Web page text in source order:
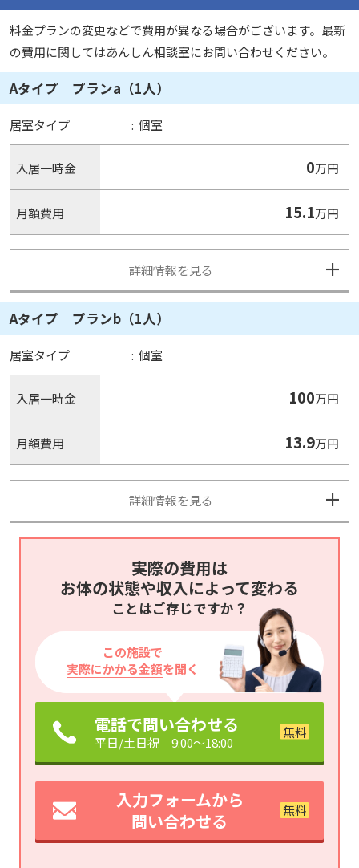
料金プランの変更などで費用が異なる場合がございます。最新
の費用に関してはあんしん相談室にお問い合わせください。
Aタイプ プランa（1人）
居室タイプ : 個室
入居一時金 0万円
月額費用 15.1万円
詳細情報を見る
Aタイプ プランb（1人）
居室タイプ : 個室
入居一時金 100万円
月額費用 13.9万円
詳細情報を見る
実際の費用は
お体の状態や収入によって変わる
ことはご存じですか？
この施設で
実際にかかる金額を聞く
電話で問い合わせる
平日/土日祝 9:00～18:00
入力フォームから
問い合わせる